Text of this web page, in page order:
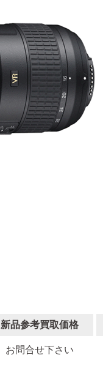
新品参考買取価格
お問合せ下さい